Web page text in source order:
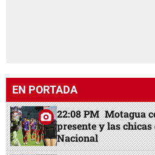
EN PORTADA
22:08 PM Motagua
presente y las
Nacional